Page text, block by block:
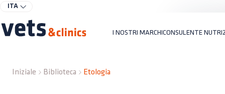
ITA
I NOSTRI MARCHICONSULENTE
Iniziale Biblioteca Etologia